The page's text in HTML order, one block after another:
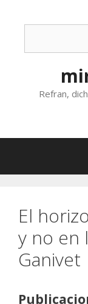
Refran,
El
y no en
Ganivet